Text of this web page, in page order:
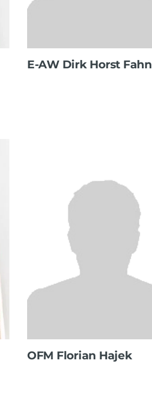
E-AW Dirk Horst Fahn
OFM Florian Hajek